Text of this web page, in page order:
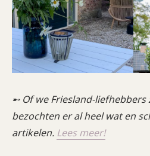
➸ Of we Friesland-liefhebbers
bezochten er al heel wat en
artikelen. Lees meer!